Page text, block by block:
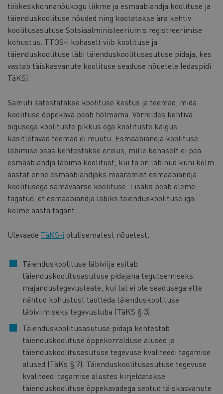
töökeskkonnanõukogu liikme ja esmaabiandja koolituse ja
täienduskoolituse nõuded ning kaotatakse ära kehtiv
koolitusasutuse Sotsiaalministeeriumis registreerimise
kohustus. TTOS-i kohaselt viib koolituse ja
täienduskoolituse läbi täienduskoolitusasutuse pidaja, kes
vastab täiskasvanute koolituse seaduse nõuetele (edaspidi
TäKS).
Samuti sätestatakse koolituse kestus ja teemad, mida
koolituse õppekava peab hõlmama. Võrreldes kehtiva
õigusega koolituste pikkus ega koolituste käigus
käsitletavad teemad ei muutu. Esmaabiandja koolituse
läbimise osas kehtestakse erisus, mille kohaselt ei pea
esmaabiandja läbima koolitust, kui ta on läbinud kuni kolm
aastat enne esmaabiandjaks määramist esmaabiandja
koolitusega samaväärse koolituse. Lisaks peab oleme
tagatud, et esmaabiandja läbiks täienduskoolituse iga
kolme aasta tagant.
Ülevaade TäKS-i olulisematest nõuetest:
Täienduskoolituse läbiviija esitab
täienduskoolitusasutuse pidajana tegutsemiseks
majandustegevusteate, kui tal ei ole seadusega ette
nähtud kohustust taotleda täienduskoolituse
läbiviimiseks tegevusluba (TäKS § 3).
Täienduskoolitusasutuse pidaja kehtestab
täienduskoolituse õppekorralduse alused ja
täienduskoolitusasutuse tegevuse kvaliteedi tagamise
alused (TäKs § 7). Täienduskoolitusasutuse tegevuse
kvaliteedi tagamise alustes kirjeldatakse
täienduskoolituse õppekavadega seotud täiskasvanute